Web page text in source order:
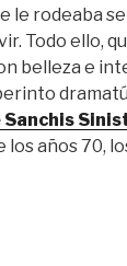
le rodeaba
Todo ello,
belleza e
Sanchis
años 70,